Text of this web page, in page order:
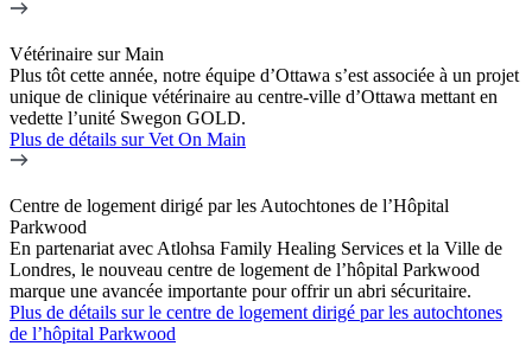
Vétérinaire sur Main
Plus tôt cette année, notre équipe d’Ottawa s’est associée à un projet
unique de clinique vétérinaire au centre-ville d’Ottawa mettant en
vedette l’unité Swegon GOLD.
Plus de détails sur Vet On Main
Centre de logement dirigé par les Autochtones de l’Hôpital
Parkwood
En partenariat avec Atlohsa Family Healing Services et la Ville de
Londres, le nouveau centre de logement de l’hôpital Parkwood
marque une avancée importante pour offrir un abri sécuritaire.
Plus de détails sur le centre de logement dirigé par les autochtones
de l’hôpital Parkwood